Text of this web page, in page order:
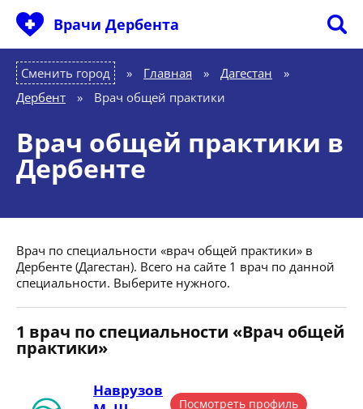
Врачи Дербента
Сменить город Главная » Дагестан
»
Дербент
» Врач общей практики
Врач общей практики в
Дербенте
Врач по специальности «врач общей практики» в
Дербенте (Дагестан). Всего на сайте 1 врач по данной
специальности. Выберите нужного.
1 врач по специальности «Врач общей
практики»
Наврузов
Посмотреть профиль